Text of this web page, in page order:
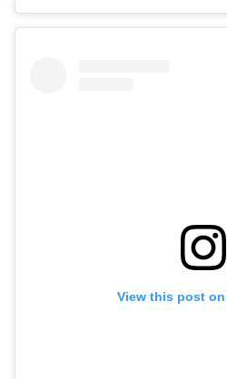
View this post